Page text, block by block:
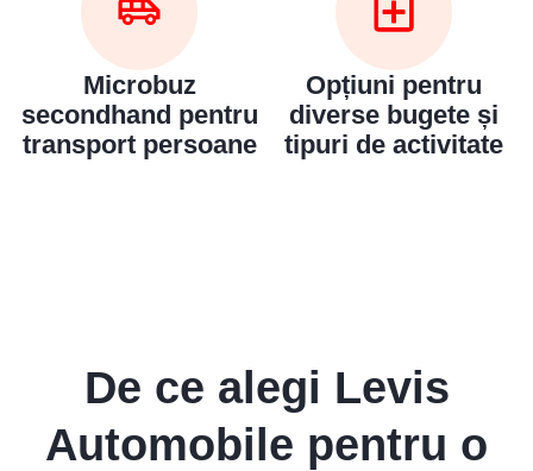
Microbuz
secondhand pentru
transport persoane
Opțiuni pentru
diverse bugete și
tipuri de activitate
De ce alegi Levis
Automobile pentru o